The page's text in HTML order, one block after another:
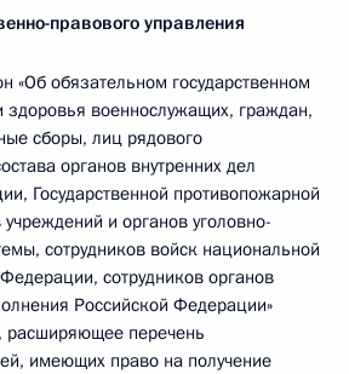
правового управления
«Об обязательном государственном
здоровья военнослужащих, граждан,
сборы, лиц рядового
органов внутренних дел
Государственной противопожарной
и органов уголовно-
сотрудников войск национальной
сотрудников органов
Российской Федерации»
расширяющее перечень
имеющих право на получение